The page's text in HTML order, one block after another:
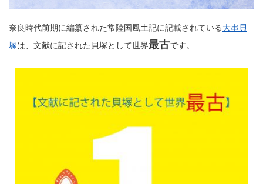
奈良時代前期に編纂された常陸国風土記に記載されている大串貝
塚は、文献に記された貝塚として世界最古です。